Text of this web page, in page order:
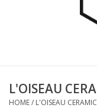
L'OISEAU
HOME/ L'OISEAU